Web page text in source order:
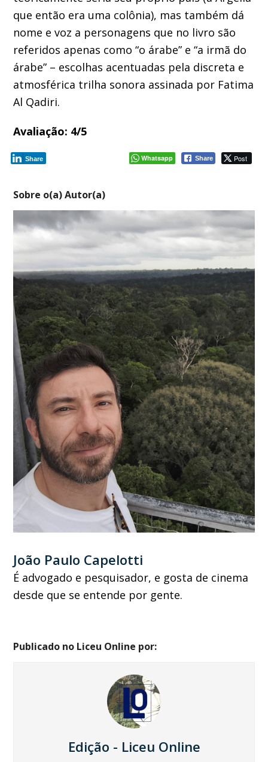
que então era uma colônia), mas também dá
nome e voz a personagens que no livro são
referidos apenas como “o árabe” e “a irmã do
árabe” – escolhas acentuadas pela discreta e
atmosférica trilha sonora assinada por Fatima
Al Qadiri.
Avaliação: 4/5
Whatsapp Share Post
Share
Sobre o(a) Autor(a)
João Paulo Capelotti
É advogado e pesquisador, e gosta de cinema
desde que se entende por gente.
Publicado no Liceu Online por:
Edição - Liceu Online